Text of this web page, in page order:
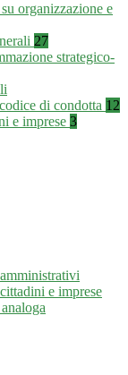
organizzazione e
27
strategico-
di condotta 12
e imprese 3
e imprese